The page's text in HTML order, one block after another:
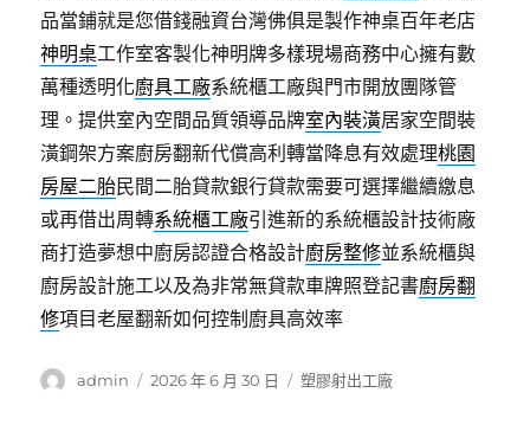
品當鋪就是您借錢融資台灣佛俱是製作神桌百年老店
神明桌工作室客製化神明牌多樣現場商務中心擁有數
萬種透明化廚具工廠系統櫃工廠與門市開放團隊管
理。提供室內空間品質領導品牌室內裝潢居家空間裝
潢鋼架方案廚房翻新代償高利轉當降息有效處理桃園
房屋二胎民間二胎貸款銀行貸款需要可選擇繼續繳息
或再借出周轉系統櫃工廠引進新的系統櫃設計技術廠
商打造夢想中廚房認證合格設計廚房整修並系統櫃與
廚房設計施工以及為非常無貸款車牌照登記書廚房翻
修項目老屋翻新如何控制廚具高效率
作
admin
發
2026 年 6 月 30 日
分
塑膠射出工廠